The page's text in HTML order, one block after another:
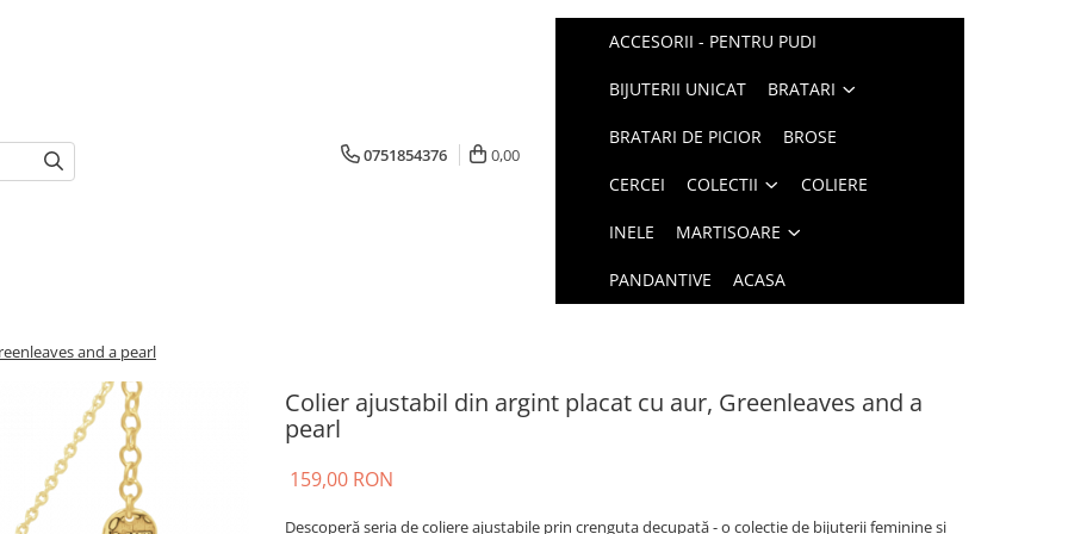
0751854376 0,00
ACCESORII - PENTRU PUDI
BIJUTERII UNICAT BRATARI
BRATARI DE PICIOR BROSE
CERCEI COLECTII COLIERE
INELE MARTISOARE
PANDANTIVE ACASA
and a pearl
Colier ajustabil din argint placat cu aur, Greenleaves and a
pearl
159,00 RON
Descoperă seria de coliere ajustabile prin crenguța decupată - o colecție de bijuterii feminine și